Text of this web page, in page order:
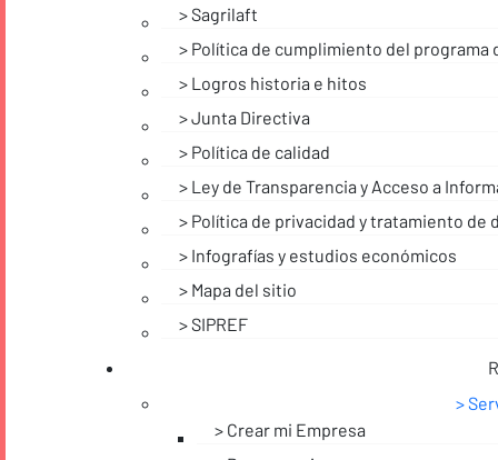
Sagrilaft
Política de cumplimiento del programa
Logros historia e hitos
Junta Directiva
Política de calidad
Ley de Transparencia y Acceso a
Política de privacidad y tratamiento de
Infografías y estudios económicos
Mapa del sitio
SIPREF
Crear mi Empresa